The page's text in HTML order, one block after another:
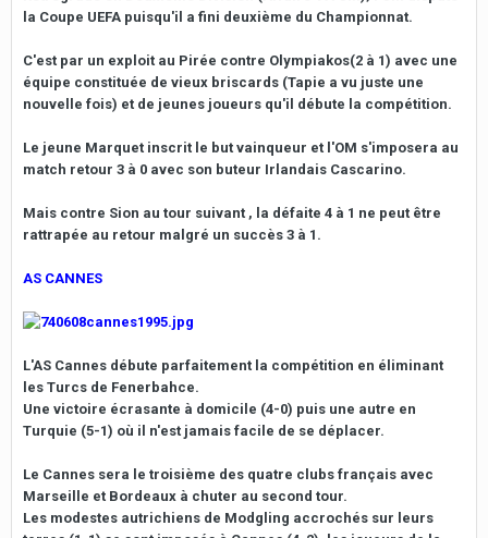
la Coupe UEFA puisqu'il a fini deuxième du Championnat.
C'est par un exploit au Pirée contre Olympiakos(2 à 1) avec une
équipe constituée de vieux briscards (Tapie a vu juste une
nouvelle fois) et de jeunes joueurs qu'il débute la compétition.
Le jeune Marquet inscrit le but vainqueur et l'OM s'imposera au
match retour 3 à 0 avec son buteur Irlandais Cascarino.
Mais contre Sion au tour suivant , la défaite 4 à 1 ne peut être
rattrapée au retour malgré un succès 3 à 1.
AS CANNES
L'AS Cannes débute parfaitement la compétition en éliminant
les Turcs de Fenerbahce.
Une victoire écrasante à domicile (4-0) puis une autre en
Turquie (5-1) où il n'est jamais facile de se déplacer.
Le Cannes sera le troisième des quatre clubs français avec
Marseille et Bordeaux à chuter au second tour.
Les modestes autrichiens de Modgling accrochés sur leurs